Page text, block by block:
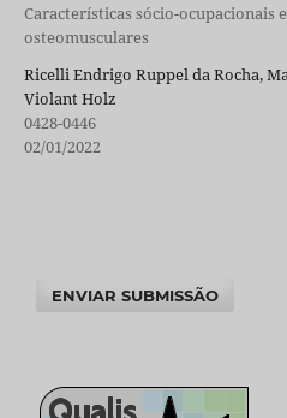
Características sócio-ocupacionais
osteomusculares
Ricelli Endrigo Ruppel da Rocha,
Violant Holz
0428-0446
02/01/2022
ENVIAR SUBMISSÃO